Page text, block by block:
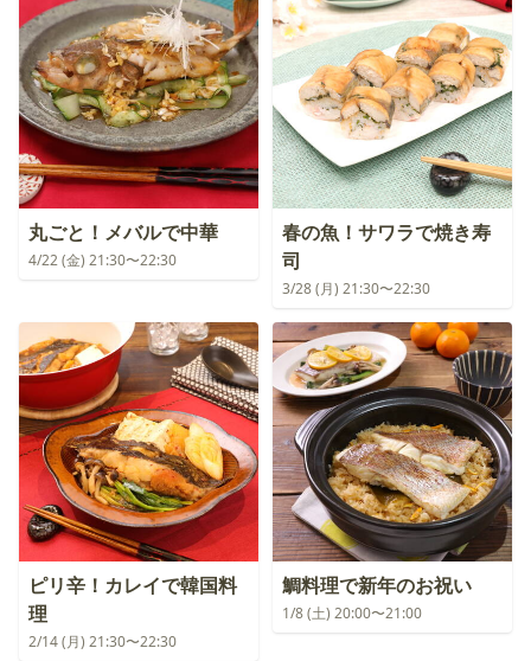
丸ごと！メバルで中華
4/22 (金) 21:30〜22:30
春の魚！サワラで焼き寿
司
3/28 (月) 21:30〜22:30
ピリ辛！カレイで韓国料
理
2/14 (月) 21:30〜22:30
鯛料理で新年のお祝い
1/8 (土) 20:00〜21:00